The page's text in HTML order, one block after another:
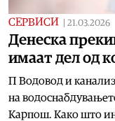
СЕРВИСИ 21.03.2026
Денеска
имаат дел од
П Водовод и
на
Карпош. Како што